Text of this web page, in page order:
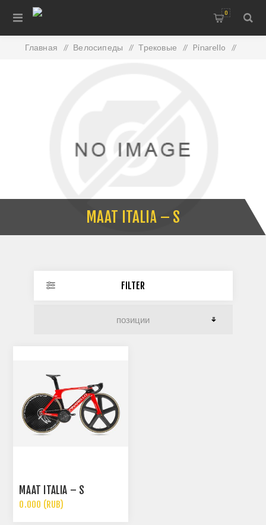
0
Главная / Велосипеды / Трековые / Pinarello /
MAAT ITALIA – S
FILTER
MAAT ITALIA – S
0.000 (RUB)